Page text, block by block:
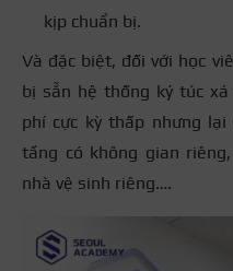
kịp chuẩn bị.
Và đặc biệt, đối với học
bị sẵn hệ thống ký túc
phí cực kỳ thấp nhưng
tầng có không gian
nhà vệ sinh riêng….